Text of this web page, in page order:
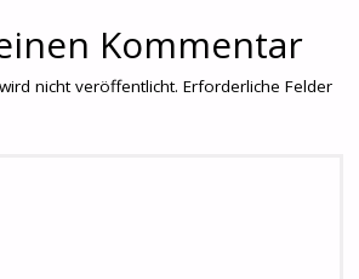
Kommentar
nicht veröffentlicht. Erforderliche Felder